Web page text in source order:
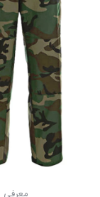
معرفی